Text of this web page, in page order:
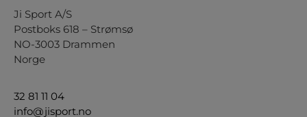
Ji Sport A/S
Postboks 618 – Strømsø
NO-3003 Drammen
Norge
32 81 11 04
info@jisport.no